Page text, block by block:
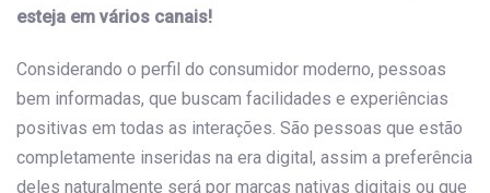
esteja em vários canais!
Considerando o perfil do consumidor moderno, pessoas
bem informadas, que buscam facilidades e experiências
positivas em todas as interações. São pessoas que estão
completamente inseridas na era digital, assim a preferência
deles naturalmente será por marcas nativas digitais ou que